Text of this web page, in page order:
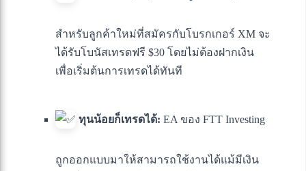
สำหรับลูกค้าใหม่ที่สมัครกับโบรกเกอร์ XM จะ
ได้รับโบนัสเทรดฟรี $30 โดยไม่ต้องฝากเงิน
เพื่อเริ่มต้นการเทรดได้ทันที
ทุนน้อยก็เทรดได้: EA ของ FTT Investing
ถูกออกแบบมาให้สามารถใช้งานได้แม้มีเงิน